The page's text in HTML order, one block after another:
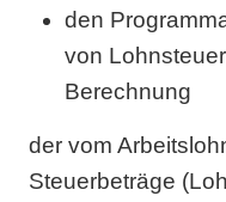
den
von
Berechnung
der vom
Steuerbeträge